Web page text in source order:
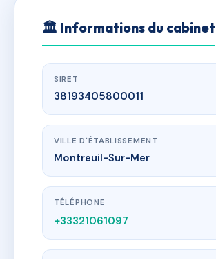
🏛 Informations du cabinet
SIRET
38193405800011
VILLE D'ÉTABLISSEMENT
Montreuil-Sur-Mer
TÉLÉPHONE
+33321061097